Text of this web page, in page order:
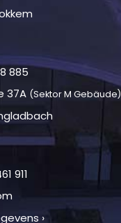
885
37A (Sektor M Gebäude)
911
›